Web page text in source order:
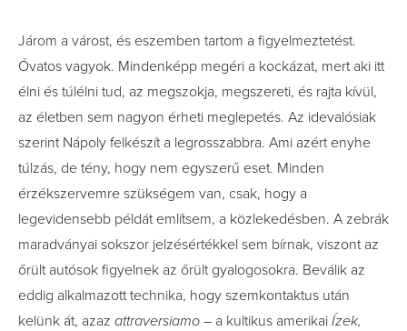
Járom a várost, és eszemben tartom a figyelmeztetést.
Óvatos vagyok. Mindenképp megéri a kockázat, mert aki itt
élni és túlélni tud, az megszokja, megszereti, és rajta kívül,
az életben sem nagyon érheti meglepetés. Az idevalósiak
szerint Nápoly felkészít a legrosszabbra. Ami azért enyhe
túlzás, de tény, hogy nem egyszerű eset. Minden
érzékszervemre szükségem van, csak, hogy a
legevidensebb példát említsem, a közlekedésben. A zebrák
maradványai sokszor jelzésértékkel sem bírnak, viszont az
őrült autósok figyelnek az őrült gyalogosokra. Beválik az
eddig alkalmazott technika, hogy szemkontaktus után
kelünk át, azaz attraversiamo – a kultikus amerikai Ízek,